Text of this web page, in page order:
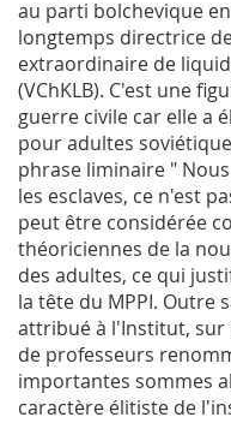
au parti bolchevique
longtemps directrice
extraordinaire de
(VChKLB). C'est une
guerre civile car elle a
pour adultes
phrase liminaire "
les esclaves, ce n'est
peut être considérée
théoriciennes de la
des adultes, ce qui
la tête du MPPI. Outre
attribué à l'Institut, sur
de professeurs
importantes sommes
caractère élitiste de